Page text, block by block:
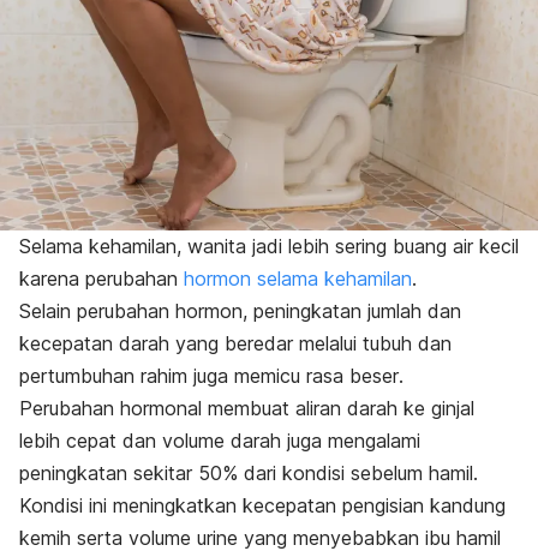
Selama kehamilan, wanita jadi lebih sering buang air kecil
karena perubahan hormon selama kehamilan.
Selain perubahan hormon, peningkatan jumlah dan
kecepatan darah yang beredar melalui tubuh dan
pertumbuhan rahim juga memicu rasa beser.
Perubahan hormonal membuat aliran darah ke ginjal
lebih cepat dan volume darah juga mengalami
peningkatan sekitar 50% dari kondisi sebelum hamil.
Kondisi ini meningkatkan kecepatan pengisian kandung
kemih serta volume urine yang menyebabkan ibu hamil